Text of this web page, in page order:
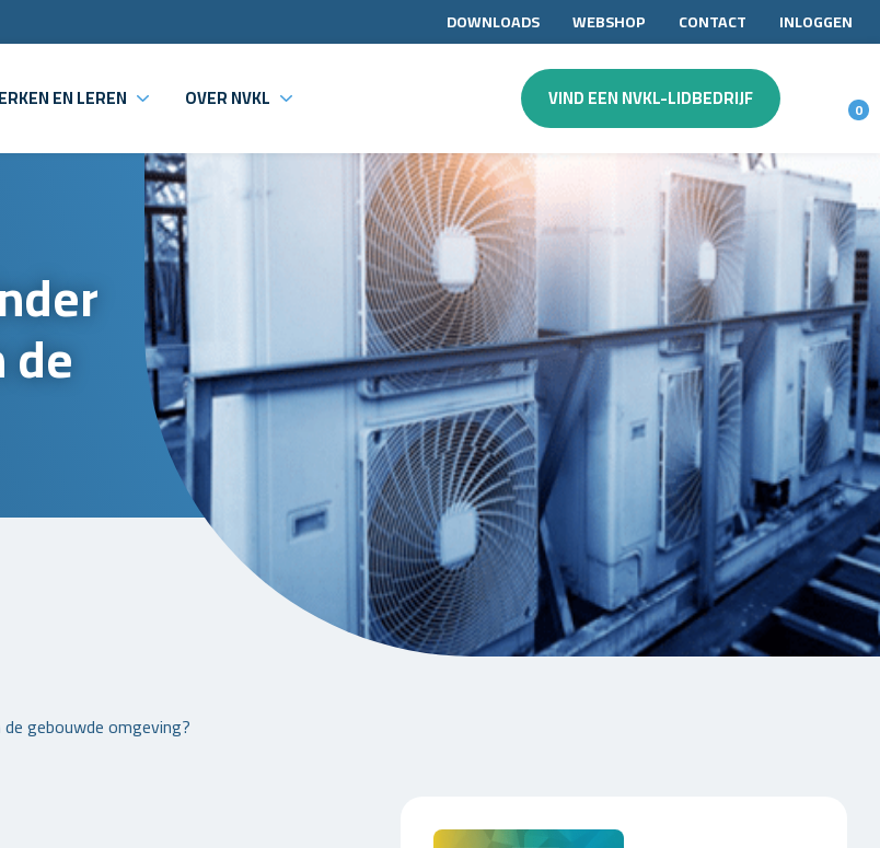
DOWNLOADS WEBSHOP CONTACT INLOGGEN
EN LEREN OVER NVKL VIND EEN NVKL-LIDBEDRIJF 0
gebouwde omgeving?